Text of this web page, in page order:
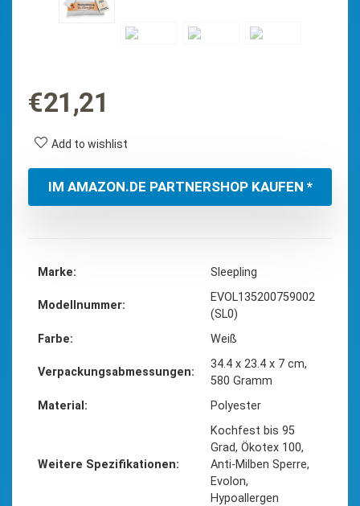
€21,21
Add to wishlist
IM AMAZON.DE PARTNERSHOP KAUFEN *
Marke ‎Sleepling
Modellnummer
‎EVOL135200759002
(SL0)
Farbe
‎Weiß
Verpackungsabmessungen
‎34.4 x 23.4 x 7 cm,
580 Gramm
Material
‎Polyester
Weitere Spezifikationen
‎Kochfest bis 95
Grad, Ökotex 100,
Anti-Milben Sperre,
Evolon,
Hypoallergen